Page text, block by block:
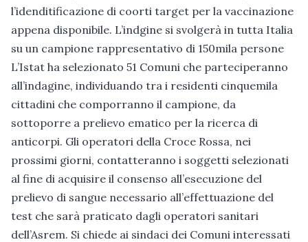
l’idenditificazione di coorti target per la vaccinazione
appena disponibile. L’indgine si svolgerà in tutta Italia
su un campione rappresentativo di 150mila persone
L’Istat ha selezionato 51 Comuni che parteciperanno
all’indagine, individuando tra i residenti cinquemila
cittadini che comporranno il campione, da
sottoporre a prelievo ematico per la ricerca di
anticorpi. Gli operatori della Croce Rossa, nei
prossimi giorni, contatteranno i soggetti selezionati
al fine di acquisire il consenso all’esecuzione del
prelievo di sangue necessario all’effettuazione del
test che sarà praticato dagli operatori sanitari
dell’Asrem. Si chiede ai sindaci dei Comuni interessati